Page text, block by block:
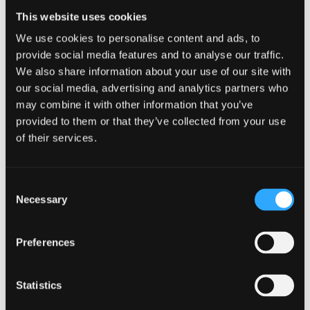
This website uses cookies
We use cookies to personalise content and ads, to
provide social media features and to analyse our traffic.
We also share information about your use of our site with
our social media, advertising and analytics partners who
may combine it with other information that you’ve
provided to them or that they’ve collected from your use
of their services.
Selection
Necessary
Preferences
Statistics
cwmpas. Mae deall y berthynas hon yn arbennig o
bwysig er mwyn asesu iechyd llynnoedd ac afonydd,
ein prif ffynonellau o ddŵr yfed ffres.
Er mwyn darganfod mwy, mae Dr Simon Creer a'i dîm
wedi derbyn grant 'Highlight Topic' o £1.25M i
weithio gyda'r Ganolfan Ecoleg a Hydroleg, Prifysgol
Caerdydd, Prifysgol Birmingham a chydweithwyr
Asiantaeth yr Amgylchedd, Adnoddau Naturiol Cymru
Meddai'r Athro Angela Hatton, cadeirydd Bwrdd
'Highlight Topics' yw rhoi mwy o ran i'r gymuned
wyddonol yn y dasg o adnabod meysydd y mae angen